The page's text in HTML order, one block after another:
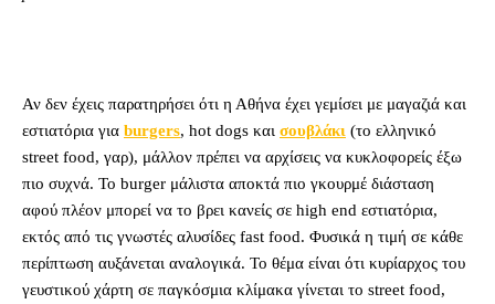
Αν δεν έχεις παρατηρήσει ότι η Αθήνα έχει γεμίσει με μαγαζιά και
εστιατόρια για burgers, hot dogs και σουβλάκι (το ελληνικό
street food, γαρ), μάλλον πρέπει να αρχίσεις να κυκλοφορείς έξω
πιο συχνά. Το burger μάλιστα αποκτά πιο γκουρμέ διάσταση
αφού πλέον μπορεί να το βρει κανείς σε high end εστιατόρια,
εκτός από τις γνωστές αλυσίδες fast food. Φυσικά η τιμή σε κάθε
περίπτωση αυξάνεται αναλογικά. Το θέμα είναι ότι κυρίαρχος του
γευστικού χάρτη σε παγκόσμια κλίμακα γίνεται το street food,